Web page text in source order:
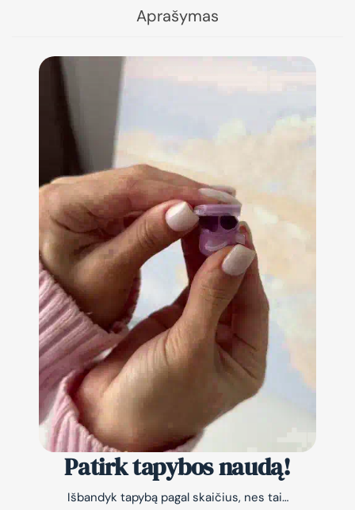
Aprašymas
Patirk tapybos naudą!
Išbandyk tapybą pagal skaičius, nes tai…